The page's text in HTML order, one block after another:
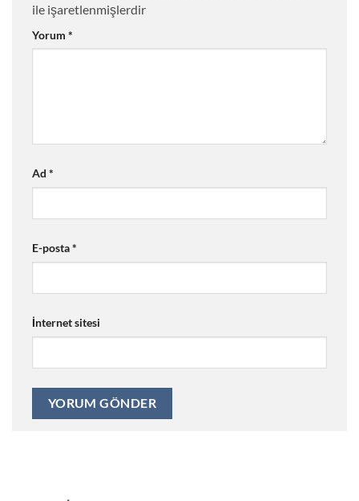
ile işaretlenmişlerdir
Yorum *
Ad *
E-posta*
İnternet sitesi